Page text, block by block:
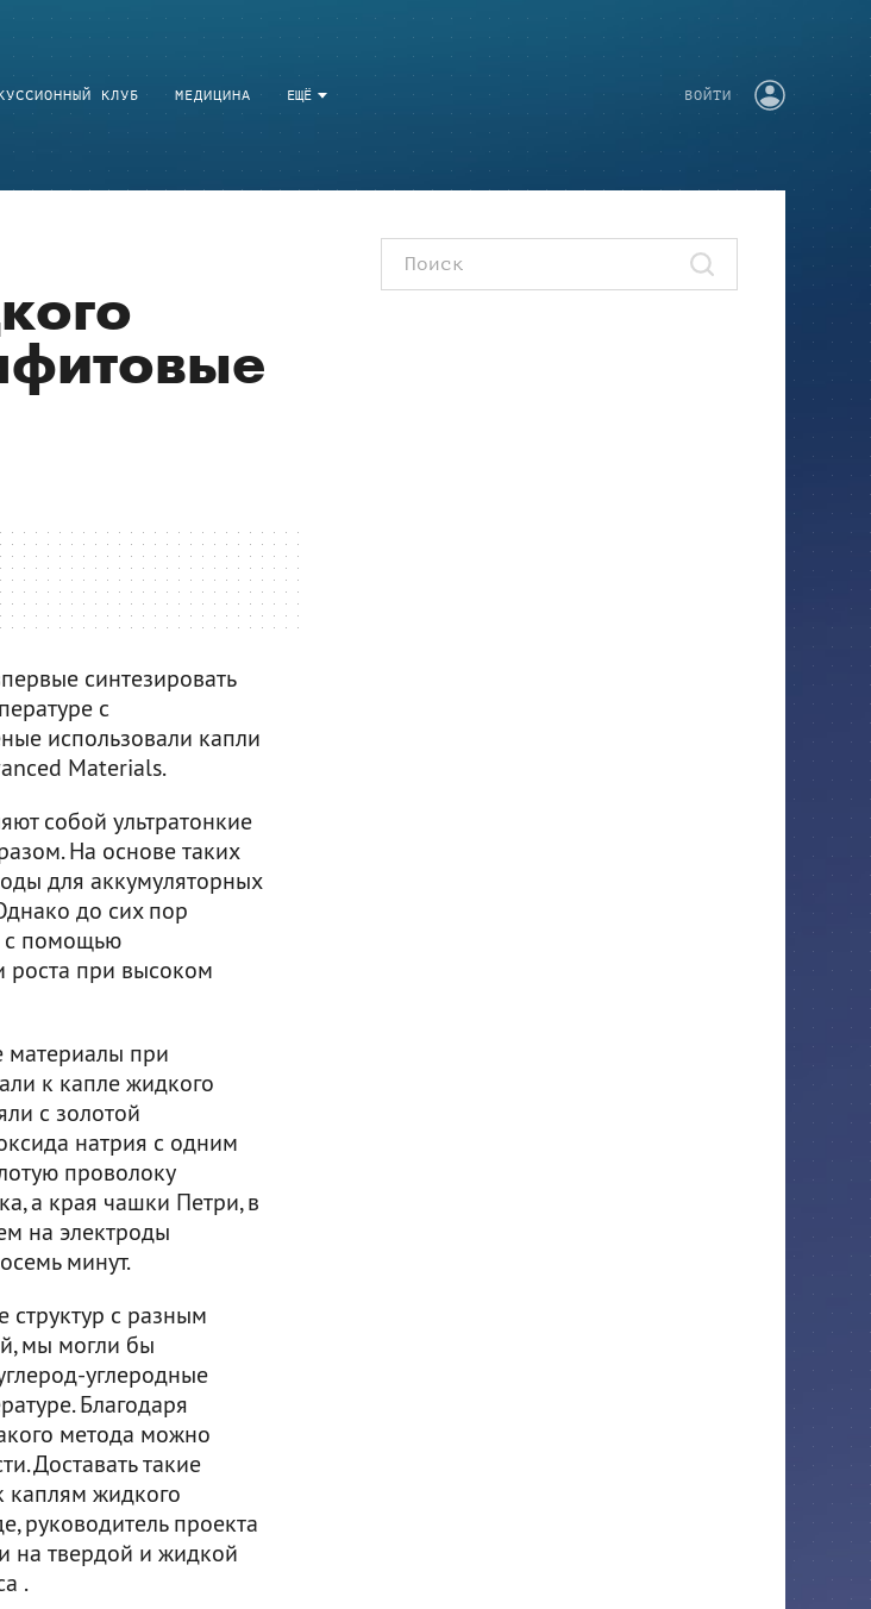
ЕЩЁ
КЛУБ МЕДИЦИНА ВОЙТИ
синтезировать
с
использовали капли
Materials.
собой ультратонкие
На основе таких
для аккумуляторных
до сих пор
с помощью
роста при высоком
материалы при
к капле жидкого
с золотой
натрия с одним
проволоку
а края чашки Петри, в
на электроды
минут.
структур с разным
мы могли бы
углеродные
Благодаря
метода можно
Доставать такие
каплям жидкого
руководитель проекта
на твердой и жидкой
.